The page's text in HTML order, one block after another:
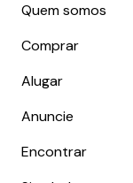
Quem somos
Comprar
Alugar
Anuncie
Encontrar